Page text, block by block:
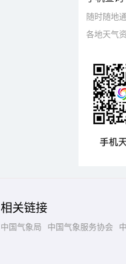
随时随地
各地天气
相关链接
中国气象局 中国气象服务协会